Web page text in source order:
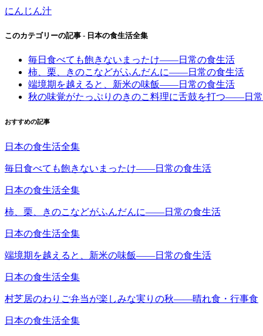
にんじん汁
このカテゴリーの記事 - 日本の食生活全集
毎日食べても飽きないまったけ――日常の食生活
柿、栗、きのこなどがふんだんに――日常の食生活
端境期を越えると、新米の味飯――日常の食生活
秋の味覚がたっぷりのきのこ料理に舌鼓を打つ――日
おすすめの記事
日本の食生活全集
毎日食べても飽きないまったけ――日常の食生活
日本の食生活全集
柿、栗、きのこなどがふんだんに――日常の食生活
日本の食生活全集
端境期を越えると、新米の味飯――日常の食生活
日本の食生活全集
村芝居のわりご弁当が楽しみな実りの秋――晴れ食・行事食
日本の食生活全集